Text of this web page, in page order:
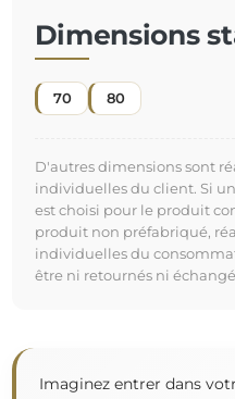
Dimensions
70 80
D'autres dimensions sont
individuelles du client. Si
est choisi pour le produit
produit non préfabriqué,
individuelles du
être ni retournés ni
Imaginez entrer dans